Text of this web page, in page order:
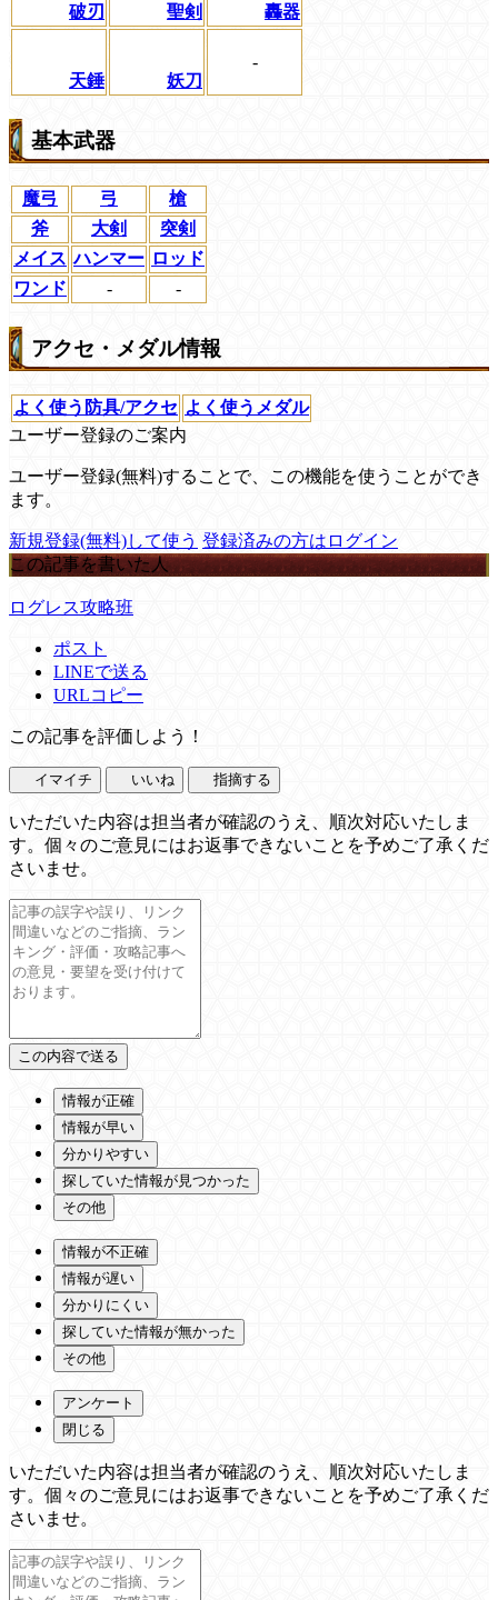
破刃 聖剣 轟器
天錘 妖刀
-
基本武器
魔弓 弓
槍
斧
大剣
突剣
メイス ハンマー ロッド
ワンド
- -
アクセ・メダル情報
よく使う防具/アクセ よく使うメダル
ユーザー登録のご案内
ユーザー登録(無料)することで、この機能を使うことができ
ます。
新規登録(無料)して使う 登録済みの方はログイン
この記事を書いた人
ログレス攻略班
ポスト
LINEで送る
URLコピー
この記事を評価しよう！
イマイチ いいね 指摘する
いただいた内容は担当者が確認のうえ、順次対応いたしま
す。個々のご意見にはお返事できないことを予めご了承くだ
さいませ。
情報が正確
情報が早い
分かりやすい
探していた情報が見つかった
その他
情報が不正確
情報が遅い
分かりにくい
探していた情報が無かった
その他
アンケート
閉じる
いただいた内容は担当者が確認のうえ、順次対応いたしま
す。個々のご意見にはお返事できないことを予めご了承くだ
さいませ。